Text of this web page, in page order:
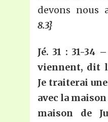
devons nous
8.3}
Jé. 31 : 31-34
viennent, dit
Je traiterai
avec la
maison de